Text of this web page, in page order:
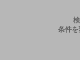
条件を